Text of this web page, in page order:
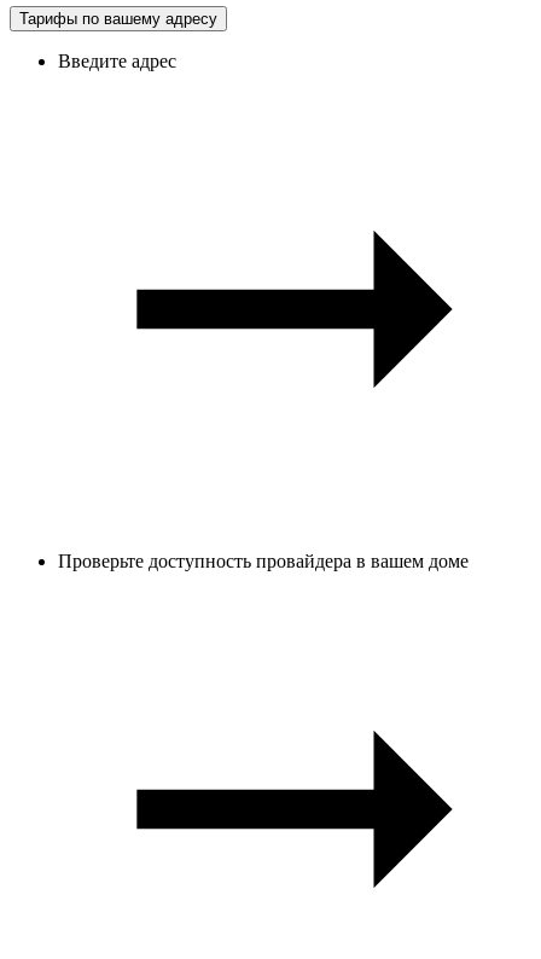
Тарифы по вашему адресу
Введите адрес
Проверьте доступность провайдера в вашем доме